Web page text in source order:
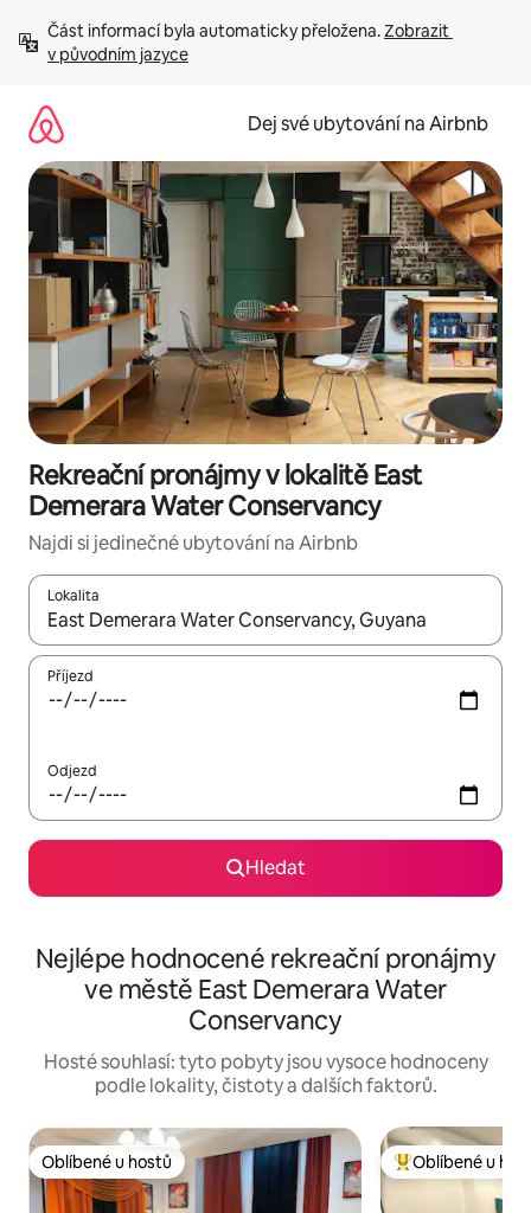
obsah
Část informací byla automaticky přeložena. Zobrazit
v původním jazyce
Dej své ubytování na Airbnb
Rekreační pronájmy v lokalitě East
Demerara Water Conservancy
Najdi si jedinečné ubytování na Airbnb
Lokalita
Až budou výsledky k dispozici, můžeš si je procházet pomocí
Příjezd
Odjezd
Hledat
Nejlépe hodnocené rekreační pronájmy
ve městě East Demerara Water
Conservancy
Hosté souhlasí: tyto pobyty jsou vysoce hodnoceny
podle lokality, čistoty a dalších faktorů.
Oblíbené u hostů
Oblíbené u hostů Nejlepší v
Oblíbené u